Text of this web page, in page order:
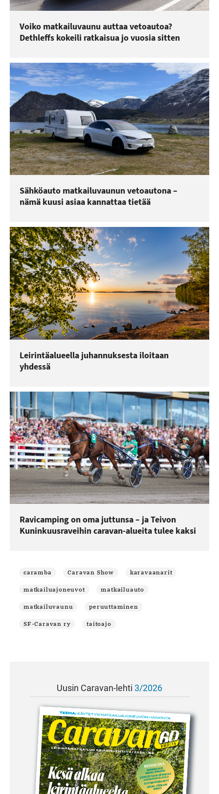
Voiko matkailuvaunu auttaa vetoautoa?
Dethleffs kokeili ratkaisua jo vuosia sitten
Sähköauto matkailuvaunun vetoautona –
nämä kuusi asiaa kannattaa tietää
Leirintäalueella juhannuksesta iloitaan
yhdessä
Ravicamping on oma juttunsa – ja Teivon
Kuninkuusraveihin caravan-alueita tulee kaksi
caramba Caravan Show karavaanarit
matkailuajoneuvot matkailuauto
matkailuvaunu peruuttaminen
SF-Caravan ry taitoajo
Uusin Caravan-lehti 3/2026